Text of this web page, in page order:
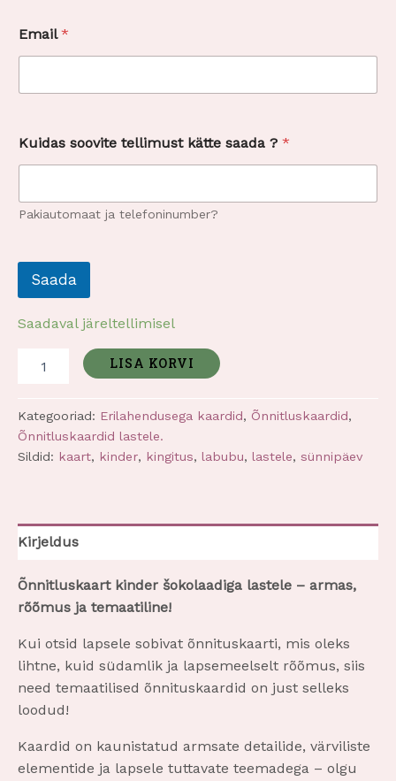
*
?
Email*
Kuidas soovite tellimust kätte saada ? *
Pakiautomaat ja telefoninumber?
Saada
Saadaval järeltellimisel
LISA KORVI
Kategooriad: Erilahendusega kaardid, Õnnitluskaardid,
Õnnitluskaardid lastele.
Sildid: kaart, kinder, kingitus, labubu, lastele, sünnipäev
Kirjeldus
Õnnitluskaart kinder šokolaadiga lastele – armas,
rõõmus ja temaatiline!
Kui otsid lapsele sobivat õnnituskaarti, mis oleks
lihtne, kuid südamlik ja lapsemeelselt rõõmus, siis
need temaatilised õnnituskaardid on just selleks
loodud!
Kaardid on kaunistatud armsate detailide, värviliste
elementide ja lapsele tuttavate teemadega – olgu